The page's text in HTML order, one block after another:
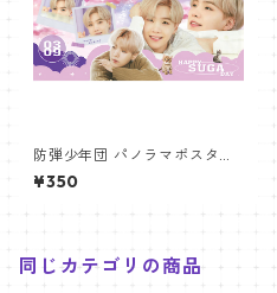
防弾少年団 パノラマポスター
(BTS Poster) 700*330mm
【シュガ Suga-18】
¥350
同じカテゴリの商品